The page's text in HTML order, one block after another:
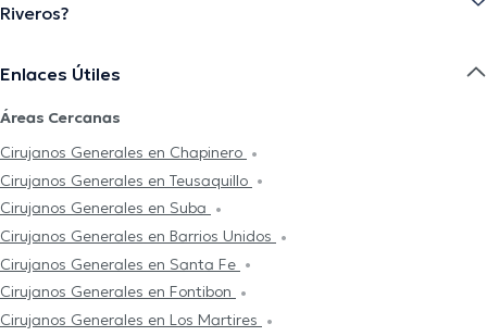
Riveros?
Enlaces Útiles
Áreas Cercanas
Cirujanos Generales en Chapinero
Cirujanos Generales en Teusaquillo
Cirujanos Generales en Suba
Cirujanos Generales en Barrios Unidos
Cirujanos Generales en Santa Fe
Cirujanos Generales en Fontibon
Cirujanos Generales en Los Martires